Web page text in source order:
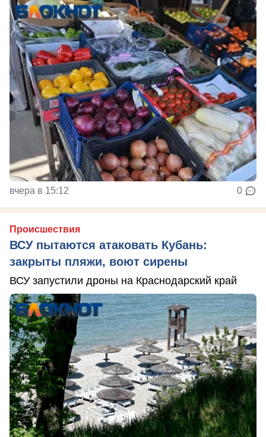
вчера в 15:12 0
Происшествия
ВСУ пытаются атаковать Кубань:
закрыты пляжи, воют сирены
ВСУ запустили дроны на Краснодарский край